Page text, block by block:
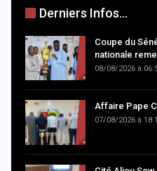
Derniers Infos...
Coupe du
nationale
08/08/2026 à
Affaire Pape
07/08/2026 à